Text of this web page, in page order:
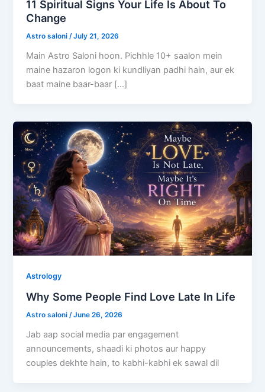
11 Spiritual Signs Your Life Is About To
Change
Astro saloni /July 21, 2026
Main Astro Saloni hoon. Pichhle 10+ saalon mein
maine hazaron logon ki kundliyan padhi hain, aur ek
baat maine baar-baar […]
Astrology
Why Some People Find Love Late In Life
Astro saloni/June 26, 2026
Jab aap social media par engagement
announcements, shaadi ki photos aur happy
couples dekhte hain, to kabhi-kabhi ek sawal dil